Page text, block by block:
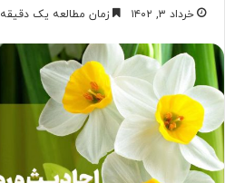
خرداد ۳, ۱۴۰۲ زمان مطالعه یک دقیقه